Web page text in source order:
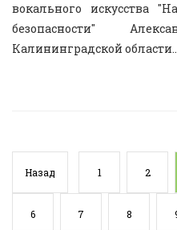
вокального искусства
безопасности"
Калининградской
Назад 1 2
6 7 8